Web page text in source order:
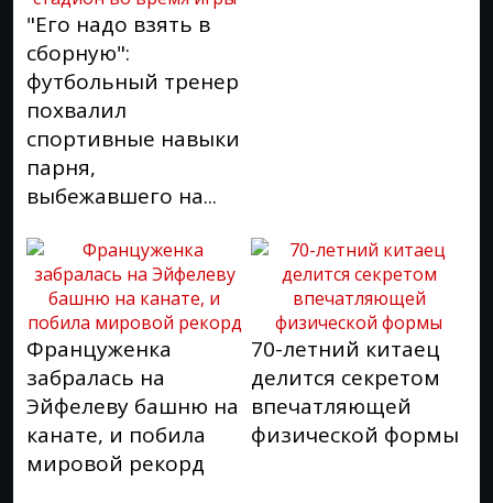
"Его надо взять в
сборную":
футбольный тренер
похвалил
спортивные навыки
парня,
выбежавшего на...
Француженка
забралась на
Эйфелеву башню на
канате, и побила
мировой рекорд
70-летний китаец
делится секретом
впечатляющей
физической формы